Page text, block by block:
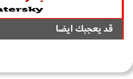
قد يعجبك ايضا